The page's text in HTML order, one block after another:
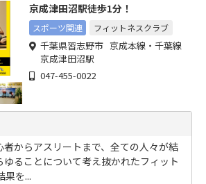
京成津田沼駅徒歩1分！
スポーツ関連 フィットネスクラブ
千葉県習志野市 京成本線・千葉線
京成津田沼駅
047-455-0022
者からアスリートまで、全ての人々が結
ることについて考え抜かれたフィット
果を...